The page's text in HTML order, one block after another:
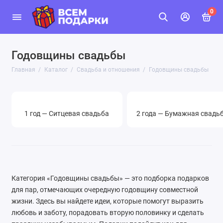
0
Годовщины свадьбы
Главная Каталог Свадьба и отношения Годовщины свадьбы
1 год — Ситцевая свадьба 2 года — Бумажная
Категория «Годовщины свадьбы» — это подборка подарков
для пар, отмечающих очередную годовщину совместной
жизни. Здесь вы найдете идеи, которые помогут выразить
любовь и заботу, порадовать вторую половинку и сделать